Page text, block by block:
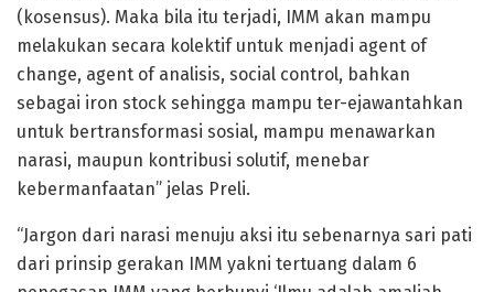
(kosensus). Maka bila itu terjadi, IMM akan mampu
melakukan secara kolektif untuk menjadi agent of
change, agent of analisis, social control, bahkan
sebagai iron stock sehingga mampu ter-ejawantahkan
untuk bertransformasi sosial, mampu menawarkan
narasi, maupun kontribusi solutif, menebar
kebermanfaatan” jelas Preli.
“Jargon dari narasi menuju aksi itu sebenarnya sari pati
dari prinsip gerakan IMM yakni tertuang dalam 6